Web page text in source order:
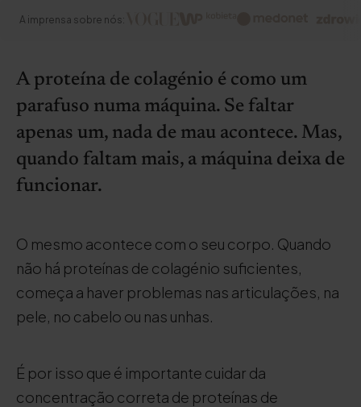
A imprensa sobre nós:
A proteína de colagénio é como um
parafuso numa máquina. Se faltar
apenas um, nada de mau acontece. Mas,
quando faltam mais, a máquina deixa de
funcionar.
O mesmo acontece com o seu corpo. Quando
não há proteínas de colagénio suficientes,
começa a haver problemas nas articulações, na
pele, no cabelo ou nas unhas.
É por isso que é importante cuidar da
concentração correta de proteínas de